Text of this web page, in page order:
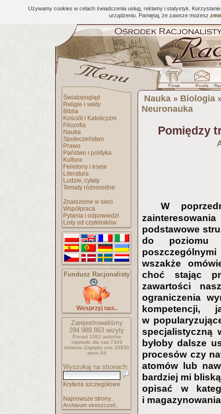
Używamy cookies w celach świadczenia usług, reklamy i statystyk.
urządzeniu. Pamiętaj, że zawsze możesz
Światopogląd
Religie i sekty
Biblia
Kościół i Katolicyzm
Filozofia
Nauka
Społeczeństwo
Prawo
Państwo i polityka
Kultura
Felietony i eseje
Literatura
Ludzie, cytaty
Tematy różnorodne
Znalezione w sieci
Współpraca
Pytania i odpowiedzi
Listy od czytelników
Fundusz Racjonalisty
Wesprzyj nas..
Zarejestrowaliśmy
294.989.863 wizyty
Ponad 1062 autorów
napisało dla nas 7343
tekstów. Zajęłyby one 28930
stron A4
Wyszukaj na stronach:
Kryteria szczegółowe
Najnowsze strony..
Archiwum streszczeń..
Nauka » Biologia
Neuronauka
Pomiędzy
W
podstawowe
do poziomu
wszakże
choć stając
zawartości
ograniczenia
w
specjalistyczną
byłoby dalsze
procesów czy
atomów lub
bardziej mi
opisać w
i